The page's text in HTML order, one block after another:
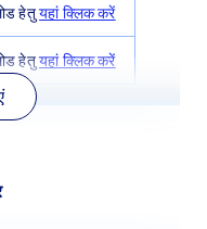
हेतुयहां क्लिक करें
हेतुयहां क्लिक करें